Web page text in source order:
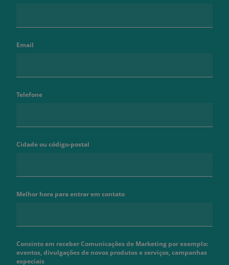
Email
Telefone
Cidade ou código-postal
Melhor hora para entrar em contato
Consinto em receber Comunicações de Marketing por exemplo:
eventos, divulgações de novos produtos e serviços, campanhas
especiais